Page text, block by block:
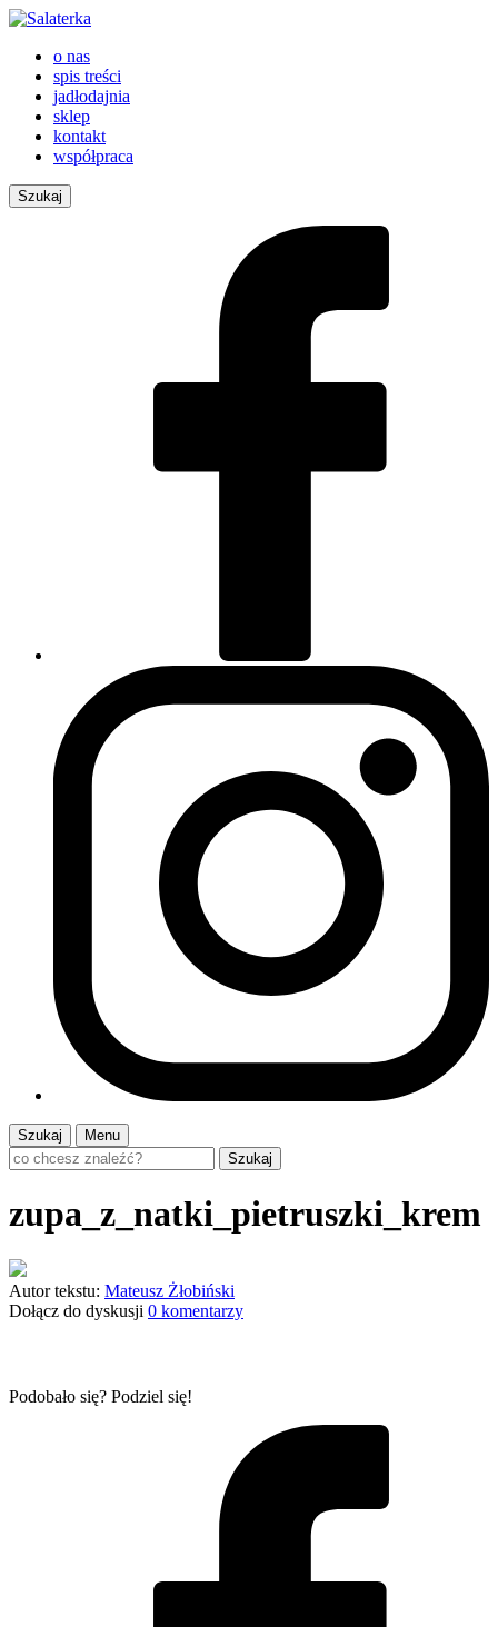
o nas
spis treści
jadłodajnia
sklep
kontakt
współpraca
Szukaj
Szukaj
Menu
Szukaj
zupa_z_natki_pietruszki_krem
Autor tekstu: Mateusz Żłobiński
Dołącz do dyskusji 0 komentarzy
Podobało się? Podziel się!